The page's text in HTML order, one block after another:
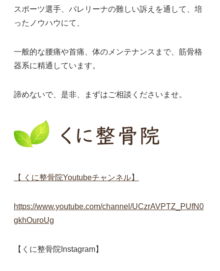
スポーツ選手、バレリーナの難しい訴えを通して、培
ったノウハウにて、
一般的な腰痛や首痛、体のメンテナンスまで、筋骨格
器系に精通しています。
諦めないで、是非、まずはご相談くださいませ。
【 くに整骨院Youtubeチャンネル】
https://www.youtube.com/channel/UCzrAVPTZ_PUfN0
gkhOuroUg
【くに整骨院Instagram】